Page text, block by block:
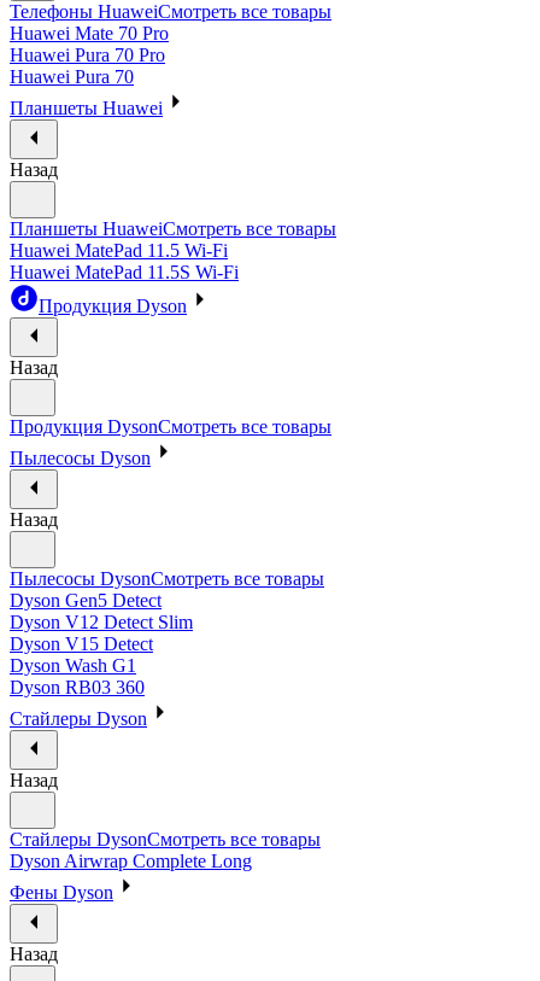
Телефоны HuaweiСмотреть все товары
Huawei Mate 70 Pro
Huawei Pura 70 Pro
Huawei Pura 70
Планшеты Huawei
Назад
Планшеты HuaweiСмотреть все товары
Huawei MatePad 11.5 Wi-Fi
Huawei MatePad 11.5S Wi-Fi
Продукция Dyson
Назад
Продукция DysonСмотреть все товары
Пылесосы Dyson
Назад
Пылесосы DysonСмотреть все товары
Dyson Gen5 Detect
Dyson V12 Detect Slim
Dyson V15 Detect
Dyson Wash G1
Dyson RB03 360
Стайлеры Dyson
Назад
Стайлеры DysonСмотреть все товары
Dyson Airwrap Complete Long
Фены Dyson
Назад